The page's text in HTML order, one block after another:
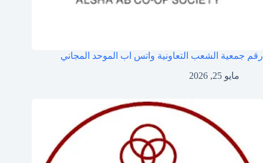
رقم جمعية الشعب التعاونية واتس اب الموحد المجاني
مايو 25, 2026